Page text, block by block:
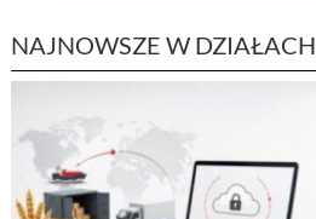
NAJNOWSZE W DZIAŁACH